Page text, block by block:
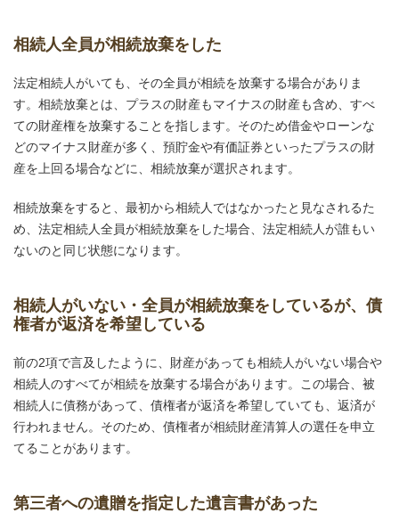
相続人全員が相続放棄をした
法定相続人がいても、その全員が相続を放棄する場合がありま
す。相続放棄とは、プラスの財産もマイナスの財産も含め、すべ
ての財産権を放棄することを指します。そのため借金やローンな
どのマイナス財産が多く、預貯金や有価証券といったプラスの財
産を上回る場合などに、相続放棄が選択されます。
相続放棄をすると、最初から相続人ではなかったと見なされるた
め、法定相続人全員が相続放棄をした場合、法定相続人が誰もい
ないのと同じ状態になります。
相続人がいない・全員が相続放棄をしているが、債
権者が返済を希望している
前の2項で言及したように、財産があっても相続人がいない場合や
相続人のすべてが相続を放棄する場合があります。この場合、被
相続人に債務があって、債権者が返済を希望していても、返済が
行われません。そのため、債権者が相続財産清算人の選任を申立
てることがあります。
第三者への遺贈を指定した遺言書があった